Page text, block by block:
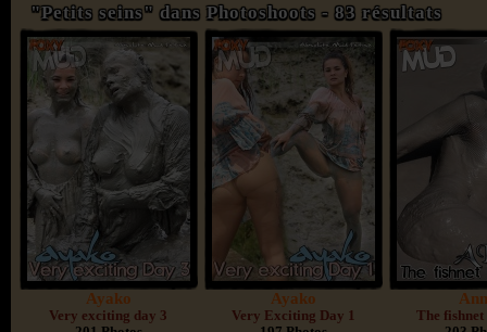
"Petits seins" dans Photoshoots - 83 résultats
Ayako
Very exciting day 3
Ayako
Very Exciting Day 1
The